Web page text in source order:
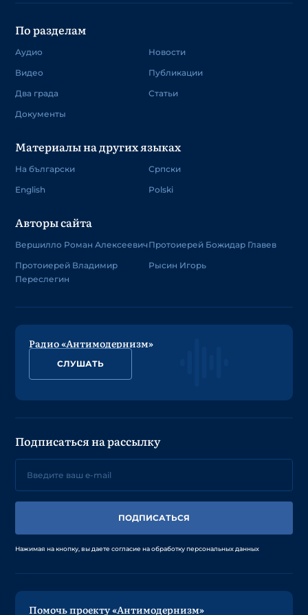
По разделам
Аудио
Видео
Два града
Документы
Новости
Публикации
Статьи
Материалы на других языках
На български
English
Српски
Polski
Авторы сайта
Вершилло Роман Алексеевич
Протоиерей Владимир
Переслегин
Протоиерей Божидар Главев
Рысин Игорь
Радио «Антимодернизм»
СЛУШАТЬ
Подписаться на рассылку
ПОДПИСАТЬСЯ
Нажимая на кнопку, вы даете согласие на обработку персональных данных
Помочь проекту «Антимодернизм»